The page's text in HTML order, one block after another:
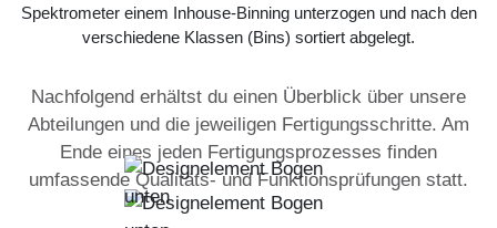
Spektrometer einem Inhouse-Binning unterzogen und nach den
verschiedene Klassen (Bins) sortiert abgelegt.
Nachfolgend erhältst du einen Überblick über unsere
Abteilungen und die jeweiligen Fertigungsschritte. Am
Ende eines jeden Fertigungsprozesses finden
umfassende Qualitäts- und Funktionsprüfungen statt.